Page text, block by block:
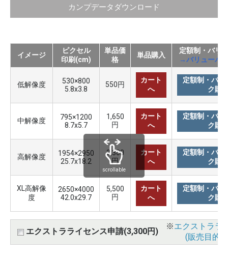
カンプデータダウンロード
イメージ
ピクセル
印刷(cm)
単品価
格
単品購入
定額制・バリ
→バリューパ
低解像度
530×800
5.8x3.8
550円
カート
へ
定額制・バリ
ク購
中解像度
795×1200
8.7x5.7
1,650
円
カート
へ
定額制・バリ
ク購
高解像度
1954×2950
25.7x18.2
3,300
円
カート
へ
定額制・バリ
ク購
XL高解像
度
2650×4000
42.0x29.7
5,500
円
カート
へ
定額制・バリ
ク購
エクストラライセンス申請(3,300円)
※エクストララ
(販売目的
scrollable